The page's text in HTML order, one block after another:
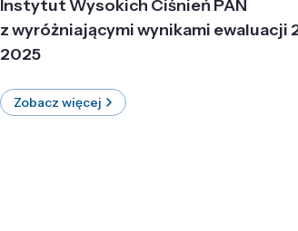
Instytut Wysokich Ciśnień PAN
z wyróżniającymi wynikami ewaluacji
2025
Zobacz więcej